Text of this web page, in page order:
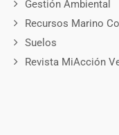
Gestión Ambiental
Recursos Marino
Suelos
Revista MiAcción